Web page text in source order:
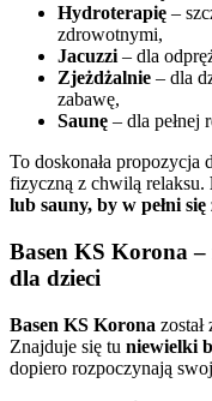
Hydroterapię –
zdrowotnymi,
Jacuzzi – dla
Zjeżdżalnie – dla
zabawę,
Saunę – dla pełnej
To doskonała propozycja
fizyczną z chwilą relaksu.
lub sauny, by w pełni
Basen KS Korona –
dla dzieci
Basen KS Korona
Znajduje się tu niewielki
dopiero rozpoczynają